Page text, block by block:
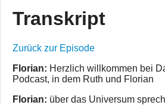
Transkript
Zurück zur Episode
Florian: Herzlich willkommen bei
Podcast, in dem Ruth und Florian
Florian: über das Universum